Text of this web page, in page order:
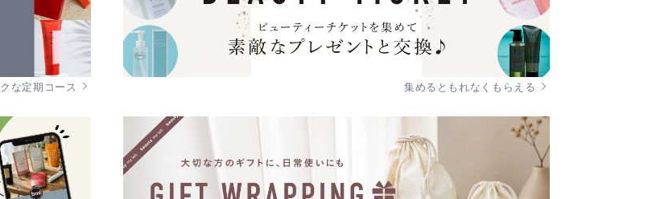
な定期コース 集めるともれなくもらえる